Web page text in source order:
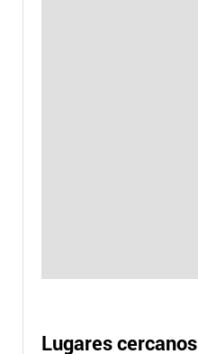
Lugares cercanos